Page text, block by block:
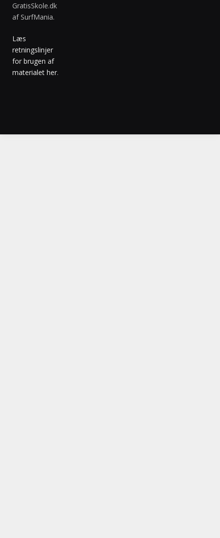
GratisSkole.dk
af SurfMania.
Læs
retningslinjer
for brugen af
materialet her.